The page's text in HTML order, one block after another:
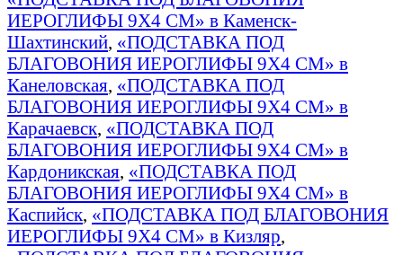
ИЕРОГЛИФЫ 9Х4 СМ» в Каменск-
Шахтинский, «ПОДСТАВКА ПОД
БЛАГОВОНИЯ ИЕРОГЛИФЫ 9Х4 СМ» в
Канеловская, «ПОДСТАВКА ПОД
БЛАГОВОНИЯ ИЕРОГЛИФЫ 9Х4 СМ» в
Карачаевск, «ПОДСТАВКА ПОД
БЛАГОВОНИЯ ИЕРОГЛИФЫ 9Х4 СМ» в
Кардоникская, «ПОДСТАВКА ПОД
БЛАГОВОНИЯ ИЕРОГЛИФЫ 9Х4 СМ» в
Каспийск, «ПОДСТАВКА ПОД БЛАГОВОНИЯ
ИЕРОГЛИФЫ 9Х4 СМ» в Кизляр,